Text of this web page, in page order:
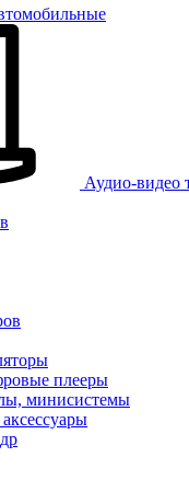
Аудио-видео
плееры
минисистемы